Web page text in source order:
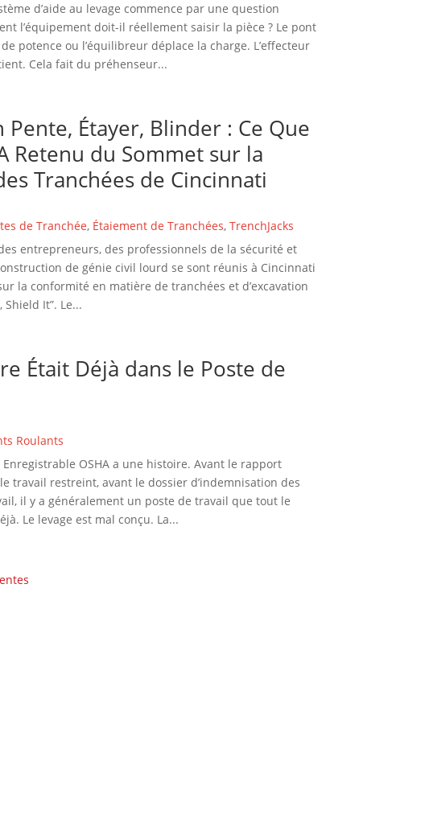
d’aide au levage commence par une question
l’équipement doit-il réellement saisir la pièce ? Le pont
potence ou l’équilibreur déplace la charge. L’effecteur
Cela fait du préhenseur...
Étayer, Blinder : Ce Que
Retenu du Sommet sur la
Tranchées de Cincinnati
de Tranchée, Étaiement de Tranchées, TrenchJacks
entrepreneurs, des professionnels de la sécurité et
de génie civil lourd se sont réunis à Cincinnati
la conformité en matière de tranchées et d’excavation
Shield It”. Le...
Était Déjà dans le Poste de
Roulants
Enregistrable OSHA a une histoire. Avant le rapport
travail restreint, avant le dossier d’indemnisation des
il y a généralement un poste de travail que tout le
Le levage est mal conçu. La...